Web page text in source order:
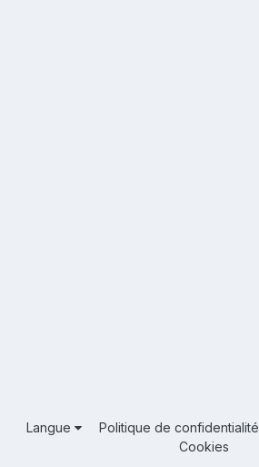
Langue Politique de confidentialité
Cookies